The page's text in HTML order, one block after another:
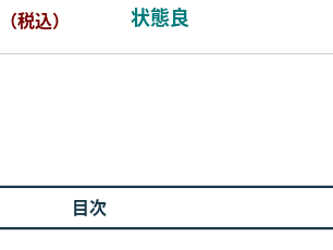
（税込） 状態良
目次